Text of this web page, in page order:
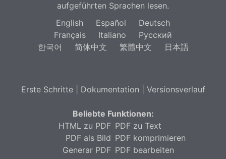
aufgeführten Sprachen lesen.
English
Español
Deutsch
Français
Italiano
Русский
한국어
简体中文 繁體中文 日本語
Erste Schritte| Dokumentation Versionsverlauf
Beliebte Funktionen:
HTML zu PDF
PDF als Bild
Generar PDF
PDF zu Text
PDF komprimieren
PDF bearbeiten